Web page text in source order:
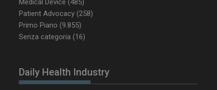
Patient Advocacy (258)
Primo Piano (9.855)
Senza categoria (16)
Daily Health Industry
enable